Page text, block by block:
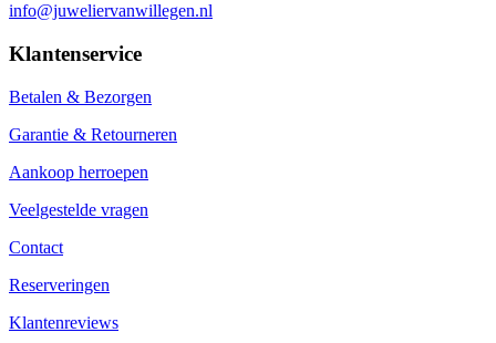
info@juweliervanwillegen.nl
Klantenservice
Betalen & Bezorgen
Garantie & Retourneren
Aankoop herroepen
Veelgestelde vragen
Contact
Reserveringen
Klantenreviews